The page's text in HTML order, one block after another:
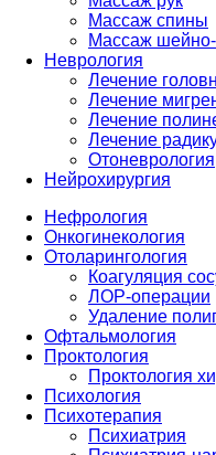
Массаж спины
Массаж
Неврология
Лечение
Лечение
Лечение
Лечение
Отоневрология
Нейрохирургия
Нефрология
Онкогинекология
Отоларингология
Коагуляция
ЛОР-операции
Удаление
Офтальмология
Проктология
Проктология
Психология
Психотерапия
Психиатрия